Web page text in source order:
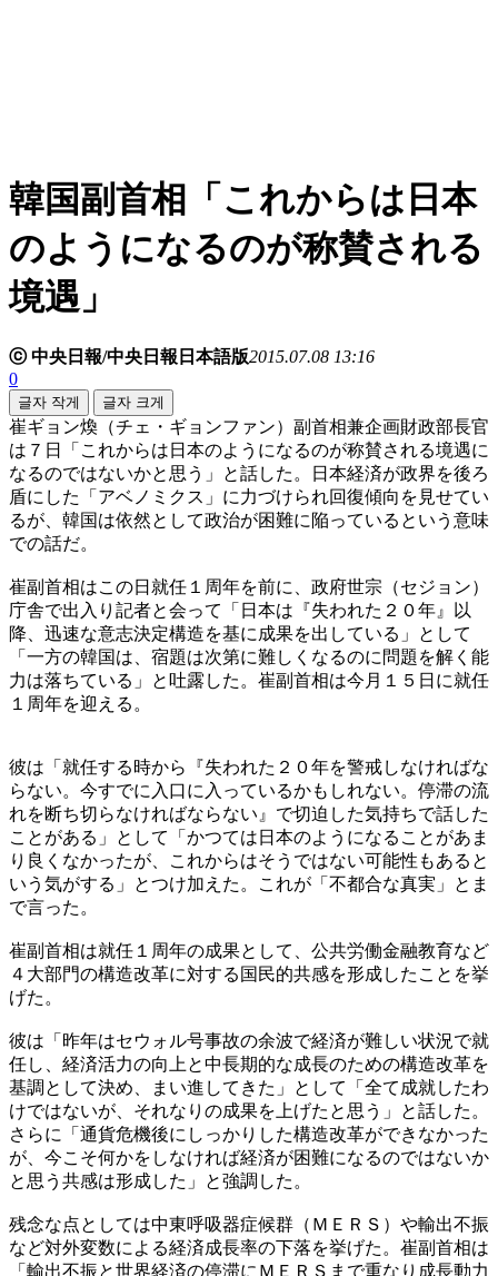
韓国副首相「これからは日本
のようになるのが称賛される
境遇」
ⓒ 中央日報/中央日報日本語版2015.07.08 13:16
0
글자 작게 글자 크게
崔ギョン煥（チェ・ギョンファン）副首相兼企画財政部長官
は７日「これからは日本のようになるのが称賛される境遇に
なるのではないかと思う」と話した。日本経済が政界を後ろ
盾にした「アベノミクス」に力づけられ回復傾向を見せてい
るが、韓国は依然として政治が困難に陥っているという意味
での話だ。
崔副首相はこの日就任１周年を前に、政府世宗（セジョン）
庁舎で出入り記者と会って「日本は『失われた２０年』以
降、迅速な意志決定構造を基に成果を出している」として
「一方の韓国は、宿題は次第に難しくなるのに問題を解く能
力は落ちている」と吐露した。崔副首相は今月１５日に就任
１周年を迎える。
彼は「就任する時から『失われた２０年を警戒しなければな
らない。今すでに入口に入っているかもしれない。停滞の流
れを断ち切らなければならない』で切迫した気持ちで話した
ことがある」として「かつては日本のようになることがあま
り良くなかったが、これからはそうではない可能性もあると
いう気がする」とつけ加えた。これが「不都合な真実」とま
で言った。
崔副首相は就任１周年の成果として、公共労働金融教育など
４大部門の構造改革に対する国民的共感を形成したことを挙
げた。
彼は「昨年はセウォル号事故の余波で経済が難しい状況で就
任し、経済活力の向上と中長期的な成長のための構造改革を
基調として決め、まい進してきた」として「全て成就したわ
けではないが、それなりの成果を上げたと思う」と話した。
さらに「通貨危機後にしっかりした構造改革ができなかった
が、今こそ何かをしなければ経済が困難になるのではないか
と思う共感は形成した」と強調した。
残念な点としては中東呼吸器症候群（ＭＥＲＳ）や輸出不振
など対外変数による経済成長率の下落を挙げた。崔副首相は
「輸出不振と世界経済の停滞にＭＥＲＳまで重なり成長動力